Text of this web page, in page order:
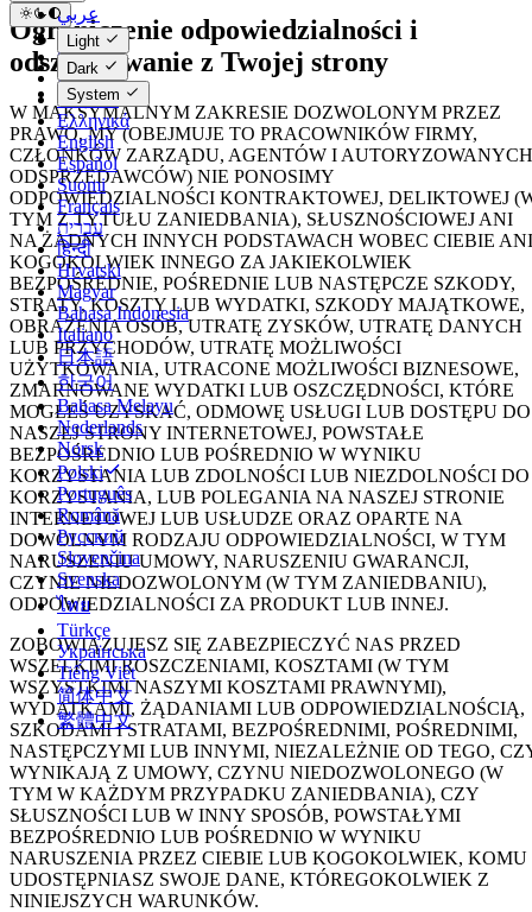
عربي
Català
Čeština
Dansk
Deutsch
Ελληνικά
English
Español
Suomi
Français
עברית
हिन्दी
Hrvatski
Magyar
Bahasa Indonesia
Italiano
日本語
한국어
Bahasa Melayu
Nederlands
Norsk
Polski
Português
Română
Русский
Slovenčina
Svenska
ไทย
Türkçe
Українська
Tiếng Việt
简体中文
繁體中文
Light
Dark
System
Ograniczenie odpowiedzialności i
odszkodowanie z Twojej strony
W MAKSYMALNYM ZAKRESIE DOZWOLONYM PRZEZ
PRAWO, MY (OBEJMUJE TO PRACOWNIKÓW FIRMY,
CZŁONKÓW ZARZĄDU, AGENTÓW I AUTORYZOWANYCH
ODSPRZEDAWCÓW) NIE PONOSIMY
ODPOWIEDZIALNOŚCI KONTRAKTOWEJ, DELIKTOWEJ
TYM Z TYTUŁU ZANIEDBANIA), SŁUSZNOŚCIOWEJ ANI
NA ŻADNYCH INNYCH PODSTAWACH WOBEC CIEBIE ANI
KOGOKOLWIEK INNEGO ZA JAKIEKOLWIEK
BEZPOŚREDNIE, POŚREDNIE LUB NASTĘPCZE SZKODY,
STRATY, KOSZTY LUB WYDATKI, SZKODY MAJĄTKOWE,
OBRAŻENIA OSÓB, UTRATĘ ZYSKÓW, UTRATĘ DANYCH
LUB PRZYCHODÓW, UTRATĘ MOŻLIWOŚCI
UŻYTKOWANIA, UTRACONE MOŻLIWOŚCI BIZNESOWE,
ZMARNOWANE WYDATKI LUB OSZCZĘDNOŚCI, KTÓRE
MOGŁEŚ UZYSKAĆ, ODMOWĘ USŁUGI LUB DOSTĘPU DO
NASZEJ STRONY INTERNETOWEJ, POWSTAŁE
BEZPOŚREDNIO LUB POŚREDNIO W WYNIKU
KORZYSTANIA LUB ZDOLNOŚCI LUB NIEZDOLNOŚCI DO
KORZYSTANIA, LUB POLEGANIA NA NASZEJ STRONIE
INTERNETOWEJ LUB USŁUDZE ORAZ OPARTE NA
DOWOLNYM RODZAJU ODPOWIEDZIALNOŚCI, W TYM
NARUSZENIU UMOWY, NARUSZENIU GWARANCJI,
CZYNIE NIEDOZWOLONYM (W TYM ZANIEDBANIU),
ODPOWIEDZIALNOŚCI ZA PRODUKT LUB INNEJ.
ZOBOWIĄZUJESZ SIĘ ZABEZPIECZYĆ NAS PRZED
WSZELKIMI ROSZCZENIAMI, KOSZTAMI (W TYM
WSZYSTKIMI NASZYMI KOSZTAMI PRAWNYMI),
WYDATKAMI, ŻĄDANIAMI LUB ODPOWIEDZIALNOŚCIĄ,
SZKODAMI I STRATAMI, BEZPOŚREDNIMI, POŚREDNIMI,
NASTĘPCZYMI LUB INNYMI, NIEZALEŻNIE OD TEGO,
WYNIKAJĄ Z UMOWY, CZYNU NIEDOZWOLONEGO (W
TYM W KAŻDYM PRZYPADKU ZANIEDBANIA), CZY
SŁUSZNOŚCI LUB W INNY SPOSÓB, POWSTAŁYMI
BEZPOŚREDNIO LUB POŚREDNIO W WYNIKU
NARUSZENIA PRZEZ CIEBIE LUB KOGOKOLWIEK, KOMU
UDOSTĘPNIASZ SWOJE DANE, KTÓREGOKOLWIEK Z
NINIEJSZYCH WARUNKÓW.